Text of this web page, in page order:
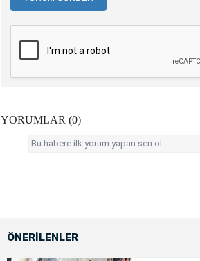
YORUMLAR (0)
Bu habere ilk yorum yapan sen ol.
ÖNERİLENLER